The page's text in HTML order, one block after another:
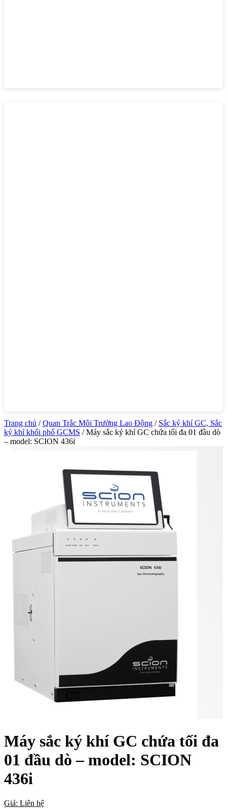
Trang chủ /Quan Trắc Môi Trường Lao Động / Sắc ký khí GC, Sắc
ký khí khối phổ GCMS / Máy sắc ký khí GC chứa tối đa 01 đầu dò
– model: SCION 436i
Máy sắc ký khí GC chứa tối đa
01 đầu dò – model: SCION
436i
Giá: Liên hệ